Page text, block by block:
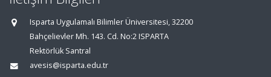
Isparta Uygulamalı Bilimler Üniversitesi, 32200
Bahçelievler Mh. 143. Cd. No:2 ISPARTA
Rektörlük Santral
avesis@isparta.edu.tr